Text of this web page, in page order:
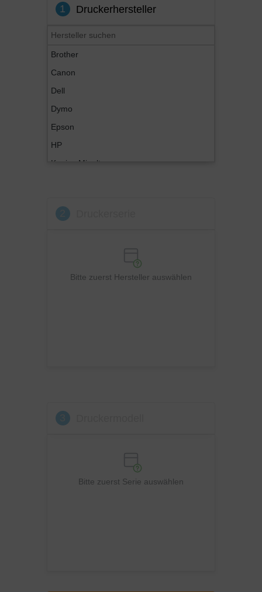
1 Druckerhersteller
Brother
Canon
Dell
Dymo
Epson
HP
Konica Minolta
OKI
Ricoh
Bitte zuerst Hersteller auswählen
Bitte zuerst Serie auswählen